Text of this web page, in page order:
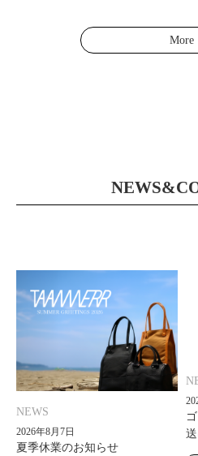
More
NEWS
2026年8月7日
夏季休業のお知らせ